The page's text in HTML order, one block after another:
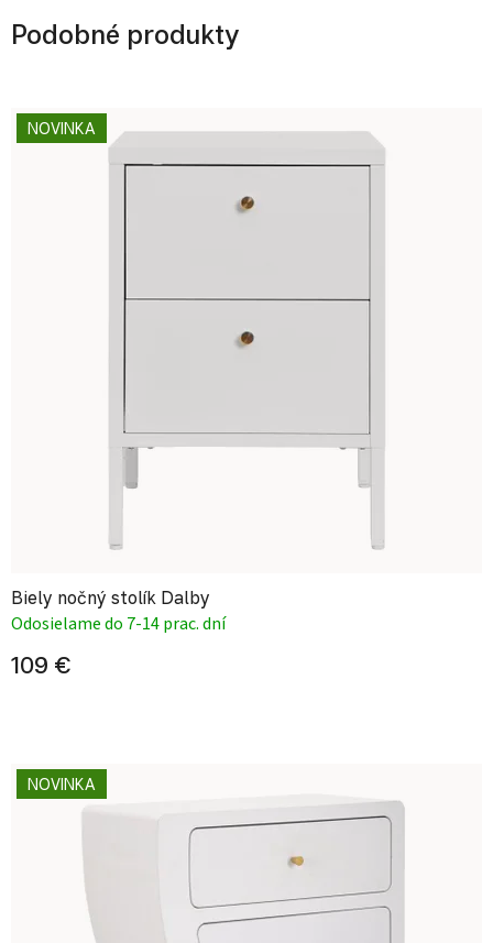
Podobné produkty
NOVINKA
Biely nočný stolík Dalby
Odosielame do 7-14 prac. dní
109 €
NOVINKA